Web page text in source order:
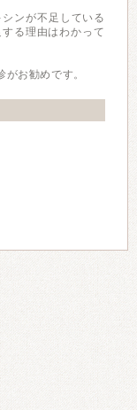
ンが不足している
る理由はわかって
お勧めです。